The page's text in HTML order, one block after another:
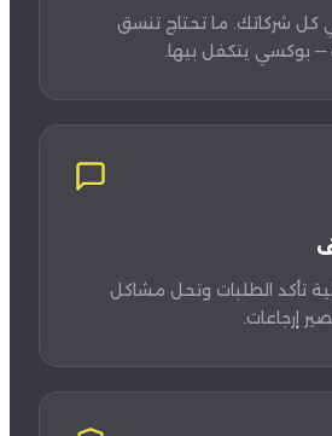
كل شركاتك. ما تحتاج تنسق
— بوكسي يتكفل بيها.
تأكد الطلبات وتحل مشاكل
إرجاعات.